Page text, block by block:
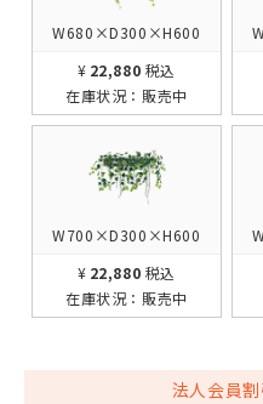
W680×D300×H600
¥22,880 税込
在庫状況： 販売中
W700×D300×H600
¥22,880 税込
在庫状況： 販売中
法人会員